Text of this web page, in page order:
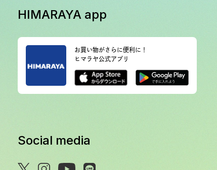
HIMARAYA app
お買い物がさらに便利に！
ヒマラヤ公式アプリ
Social media